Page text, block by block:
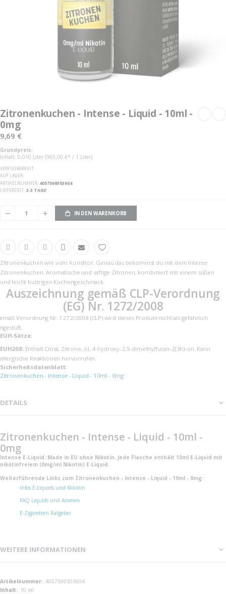
Anfang
der
Bildgalerie
springen
Zitronenkuchen - Intense - Liquid - 10ml -
0mg
9,69 €
Grundpreis:
Inhalt: 0,010 Liter (969,00 €* / 1 Liter)
VERFÜGBARKEIT:
AUF LAGER
ARTIKELNUMMER 4057569303604
LIEFERZEIT 2-3 TAGE
IN DEN WARENKORB
Zitronenkuchen wie vom Konditor. Genau das bekommst du mit dem Intense
Zitronenkuchen. Aromatische und saftige Zitronen, kombiniert mit einem süßen
und leicht buttrigen Kuchengeschmack.
Auszeichnung gemäß CLP-Verordnung
(EG) Nr. 1272/2008
Verordnung Nr. 1272/2008 (CLP) wird dieses Produkt nicht als gefährlich
EUH-Sätze:
EUH208:Enthält Citral, Zitrone, öl, 4-hydroxy-2,5-dimethylfuran-2(3h)-on. Kann
allergische Reaktionen hervorrufen.
Sicherheits­datenblatt:
Zitronenkuchen - Intense - Liquid - 10ml - 0mg
DETAILS
Zitronenkuchen - Intense - Liquid - 10ml -
0mg
Intense E-Liquid: Made in EU ohne Nikotin. Jede Flasche enthält 10ml E-Liquid mit
nikotinfreiem (0mg/ml Nikotin) E-Liquid.
Weiterführende Links zum Zitronenkuchen - Intense - Liquid - 10ml - 0mg:
Infos E-Liquids und Nikotin
FAQ Liquids und Aromen
E-Zigaretten Ratgeber
WEITERE INFORMATIONEN
Weitere
Informationen
4057569303604
10 ml